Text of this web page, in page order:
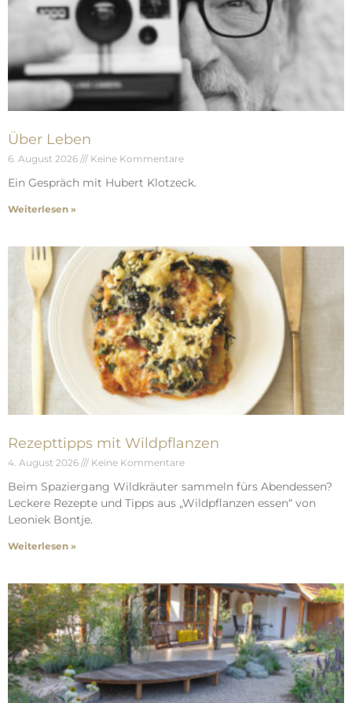
Über Leben
6. August 2026 Keine Kommentare
Ein Gespräch mit Hubert Klotzeck.
Weiterlesen »
Rezepttipps mit Wildpflanzen
4. August 2026 Keine Kommentare
Beim Spaziergang Wildkräuter sammeln fürs Abendessen?
Leckere Rezepte und Tipps aus „Wildpflanzen essen“ von
Leoniek Bontje.
Weiterlesen »